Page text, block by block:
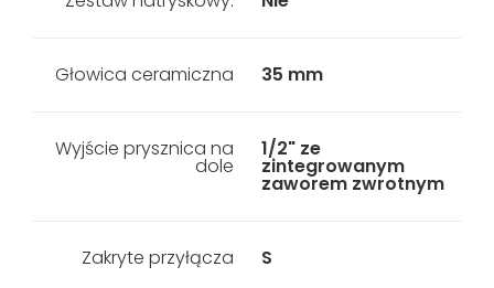
Głowica ceramiczna 35 mm
Wyjście prysznica na
dole
1/2" ze
zintegrowanym
zaworem zwrotnym
Zakryte przyłącza S